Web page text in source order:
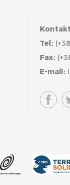
Kontakt
Tel:
Fax:
E-mail: